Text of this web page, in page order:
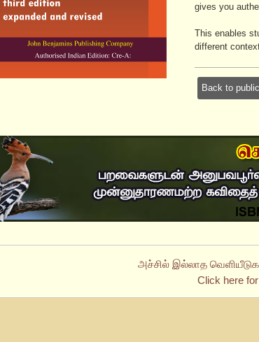
gives you
This enables
different
Back to
அச்சில் இல்லாத
Click here